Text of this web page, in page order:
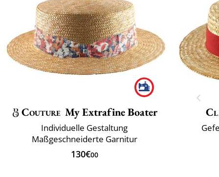
Couture My Extrafine Boater
Individuelle Gestaltung
Maßgeschneiderte Garnitur
130€00